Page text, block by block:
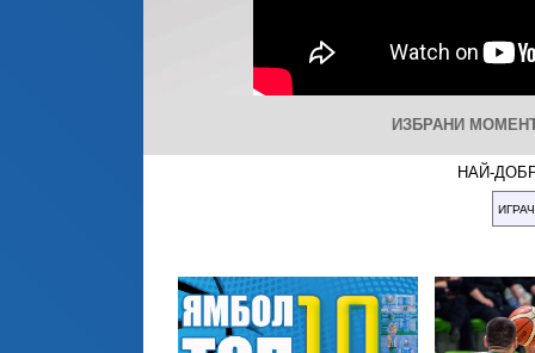
ИЗБРАНИ
НАЙ-